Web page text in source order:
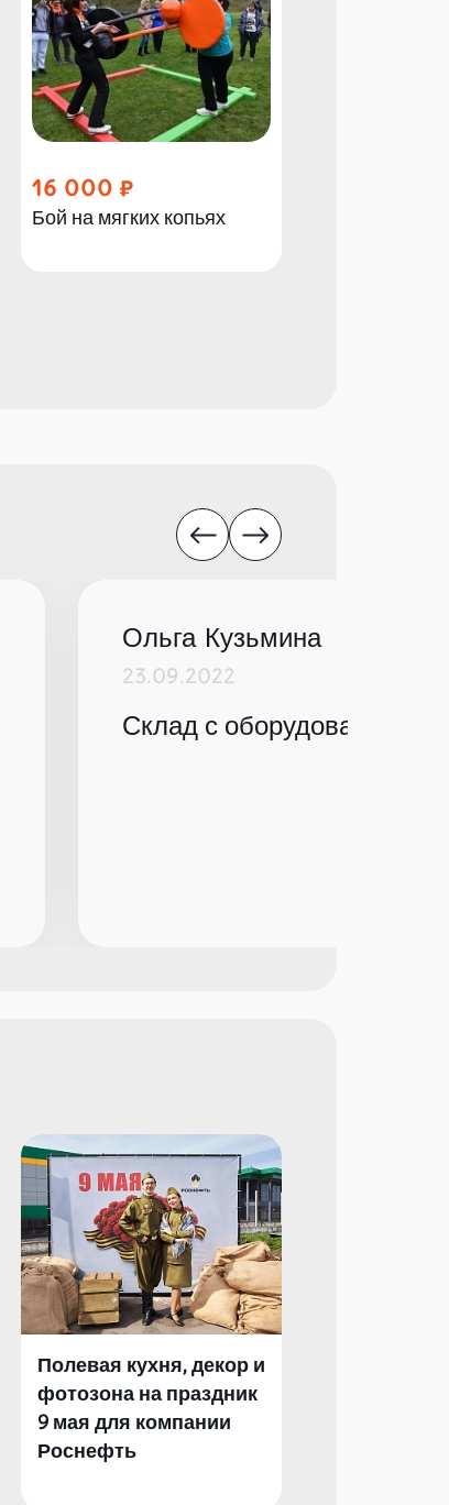
16 000
Бой на мягких копьях
Ольга Кузьмина
23.09.2022
Склад с оборудованием
Полевая кухня, декор и
фотозона на праздник
9 мая для компании
Роснефть